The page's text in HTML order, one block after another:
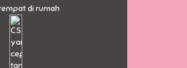
di rumah